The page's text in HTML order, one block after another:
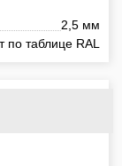
2,5 мм
таблице RAL